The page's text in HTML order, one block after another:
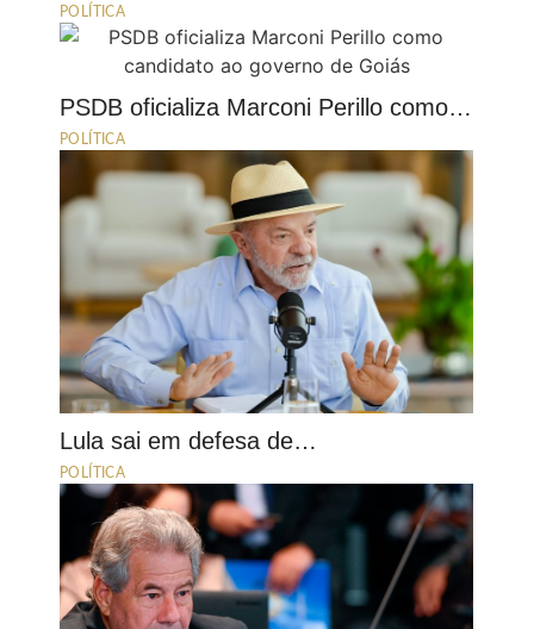
POLÍTICA
PSDB oficializa Marconi Perillo como…
POLÍTICA
Lula sai em defesa de…
POLÍTICA